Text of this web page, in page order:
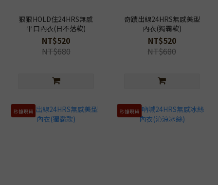
狠狠HOLD住24HRS無感
平口內衣(日不落款)
NT$520
NT$680
奇蹟出線24HRS無感美型
內衣(獨霸款)
NT$520
NT$680
秒搶現貨 秒搶現貨